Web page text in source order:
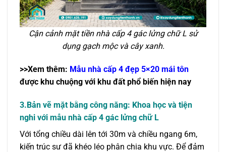
Cận cảnh mặt tiền nhà cấp 4 gác lửng chữ L sử
dụng gạch mộc và cây xanh.
>>Xem thêm: Mẫu nhà cấp 4 đẹp 5×20 mái tôn
được khu chuộng với khu đất phổ biến hiện nay
3.Bản vẽ mặt bằng công năng: Khoa học và tiện
nghi với mẫu nhà cấp 4 gác lửng chữ L
Với tổng chiều dài lên tới 30m và chiều ngang 6m,
kiến trúc sư đã khéo léo phân chia khu vực. Để đảm